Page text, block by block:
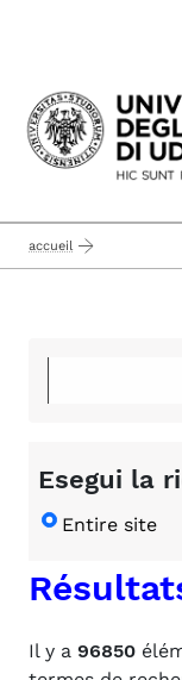
Passa al
accueil
Esegui la
Entire site
Il y a 96850